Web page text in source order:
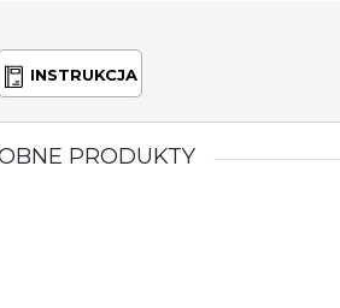
INSTRUKCJA
PRODUKTY